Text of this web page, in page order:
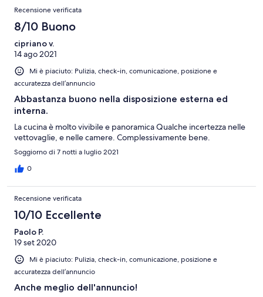
Recensione verificata
8/10 Buono
cipriano v.
14 ago 2021
Mi è piaciuto: Pulizia, check-in, comunicazione, posizione e
accuratezza dell’annuncio
Abbastanza buono nella disposizione esterna ed
interna.
La cucina è molto vivibile e panoramica Qualche incertezza nelle
vettovaglie, e nelle camere. Complessivamente bene.
Soggiorno di 7 notti a luglio 2021
0
Recensione verificata
10/10 Eccellente
Paolo P.
19 set 2020
Mi è piaciuto: Pulizia, check-in, comunicazione, posizione e
accuratezza dell’annuncio
Anche meglio dell'annuncio!